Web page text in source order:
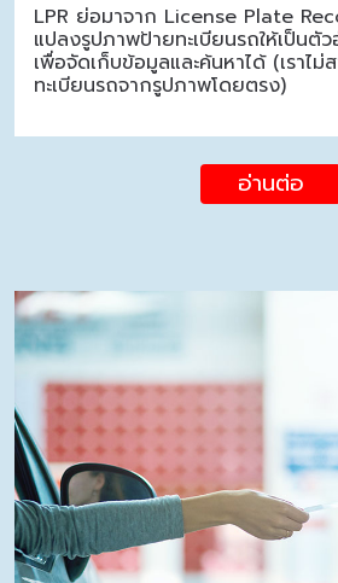
LPR ย่อมาจาก License Plate
แปลงรูปภาพป้ายทะเบียนรถให้เป็นตั
เพื่อจัดเก็บข้อมูลและค้นหาได้ (เราไม่
ทะเบียนรถจากรูปภาพโดยตรง)
อ่านต่อ